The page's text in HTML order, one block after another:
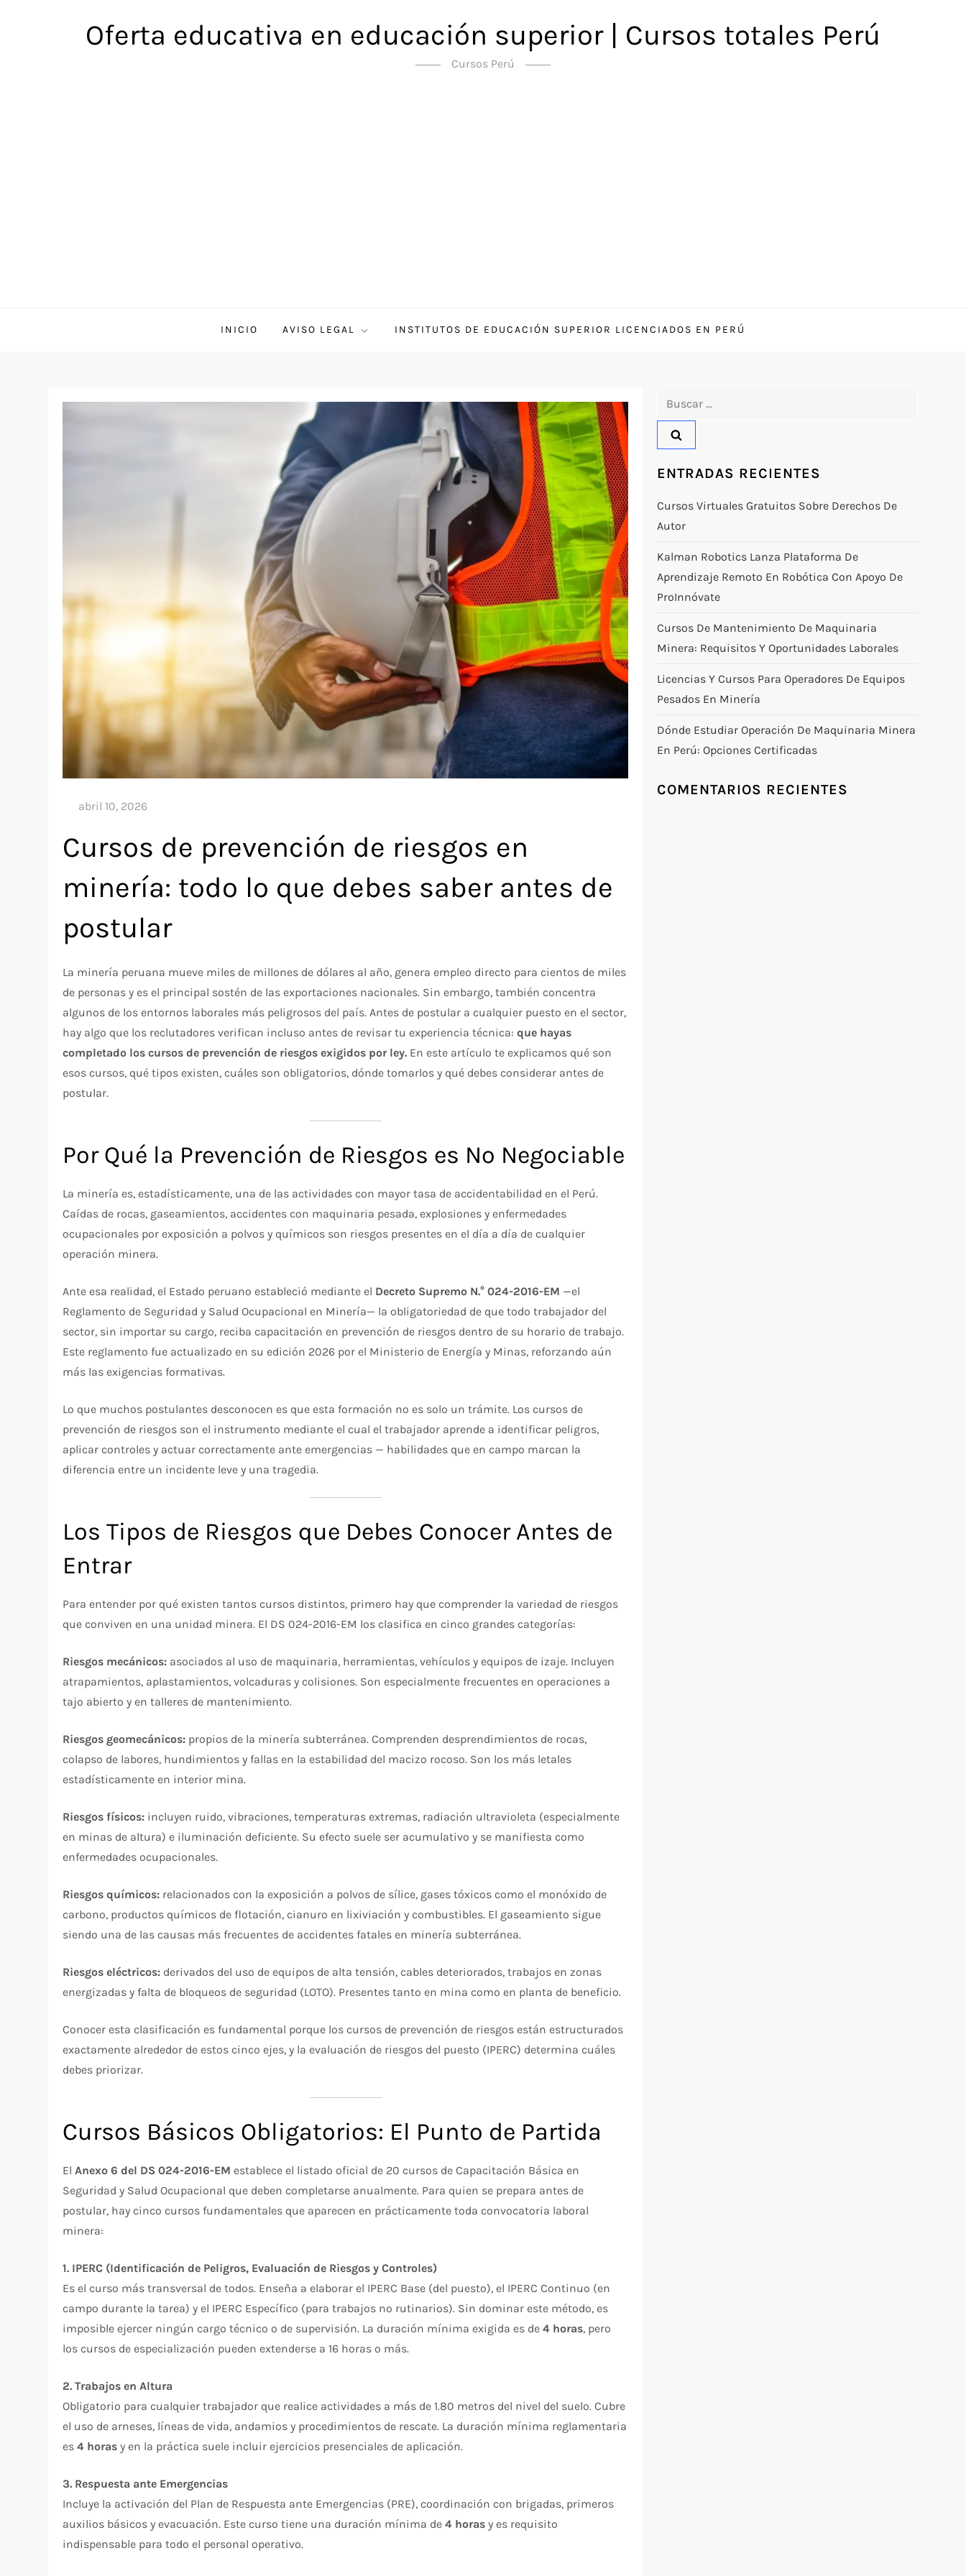
Oferta educativa en educación superior | Cursos totales Perú
Cursos Perú
INICIO AVISO LEGAL INSTITUTOS DE EDUCACIÓN SUPERIOR LICENCIADOS EN PERÚ
Cursos de prevención de riesgos en
minería: todo lo que debes saber antes de
postular
La minería peruana mueve miles de millones de dólares al año, genera empleo directo para cientos de miles
de personas y es el principal sostén de las exportaciones nacionales. Sin embargo, también concentra
algunos de los entornos laborales más peligrosos del país. Antes de postular a cualquier puesto en el sector,
hay algo que los reclutadores verifican incluso antes de revisar tu experiencia técnica:que hayas
completado los cursos de prevención de riesgos exigidos por ley. En este artículo te explicamos qué son
esos cursos, qué tipos existen, cuáles son obligatorios, dónde tomarlos y qué debes considerar antes de
postular.
Por Qué la Prevención de Riesgos es No Negociable
La minería es, estadísticamente, una de las actividades con mayor tasa de accidentabilidad en el Perú.
Caídas de rocas, gaseamientos, accidentes con maquinaria pesada, explosiones y enfermedades
ocupacionales por exposición a polvos y químicos son riesgos presentes en el día a día de cualquier
operación minera.
Ante esa realidad, el Estado peruano estableció mediante el Decreto Supremo N.° 024-2016-EM —el
Reglamento de Seguridad y Salud Ocupacional en Minería— la obligatoriedad de que todo trabajador del
sector, sin importar su cargo, reciba capacitación en prevención de riesgos dentro de su horario de trabajo.
Este reglamento fue actualizado en su edición 2026 por el Ministerio de Energía y Minas, reforzando aún
más las exigencias formativas.
Lo que muchos postulantes desconocen es que esta formación no es solo un trámite. Los cursos de
prevención de riesgos son el instrumento mediante el cual el trabajador aprende a identificar peligros,
aplicar controles y actuar correctamente ante emergencias — habilidades que en campo marcan la
diferencia entre un incidente leve y una tragedia.
Los Tipos de Riesgos que Debes Conocer Antes de
Entrar
Para entender por qué existen tantos cursos distintos, primero hay que comprender la variedad de riesgos
que conviven en una unidad minera. El DS 024-2016-EM los clasifica en cinco grandes categorías:
Riesgos mecánicos: asociados al uso de maquinaria, herramientas, vehículos y equipos de izaje. Incluyen
atrapamientos, aplastamientos, volcaduras y colisiones. Son especialmente frecuentes en operaciones a
tajo abierto y en talleres de mantenimiento.
Riesgos geomecánicos: propios de la minería subterránea. Comprenden desprendimientos de rocas,
colapso de labores, hundimientos y fallas en la estabilidad del macizo rocoso. Son los más letales
estadísticamente en interior mina.
Riesgos físicos: incluyen ruido, vibraciones, temperaturas extremas, radiación ultravioleta (especialmente
en minas de altura) e iluminación deficiente. Su efecto suele ser acumulativo y se manifiesta como
enfermedades ocupacionales.
Riesgos químicos: relacionados con la exposición a polvos de sílice, gases tóxicos como el monóxido de
carbono, productos químicos de flotación, cianuro en lixiviación y combustibles. El gaseamiento sigue
siendo una de las causas más frecuentes de accidentes fatales en minería subterránea.
Riesgos eléctricos: derivados del uso de equipos de alta tensión, cables deteriorados, trabajos en zonas
energizadas y falta de bloqueos de seguridad (LOTO). Presentes tanto en mina como en planta de beneficio.
Conocer esta clasificación es fundamental porque los cursos de prevención de riesgos están estructurados
exactamente alrededor de estos cinco ejes, y la evaluación de riesgos del puesto (IPERC) determina cuáles
debes priorizar.
Cursos Básicos Obligatorios: El Punto de Partida
ElAnexo 6 del DS 024-2016-EM establece el listado oficial de 20 cursos de Capacitación Básica en
Seguridad y Salud Ocupacional que deben completarse anualmente. Para quien se prepara antes de
postular, hay cinco cursos fundamentales que aparecen en prácticamente toda convocatoria laboral
minera:
1. IPERC (Identificación de Peligros, Evaluación de Riesgos y Controles)
Es el curso más transversal de todos. Enseña a elaborar el IPERC Base (del puesto), el IPERC Continuo (en
campo durante la tarea) y el IPERC Específico (para trabajos no rutinarios). Sin dominar este método, es
imposible ejercer ningún cargo técnico o de supervisión. La duración mínima exigida es de4 horas, pero
los cursos de especialización pueden extenderse a 16 horas o más.
2. Trabajos en Altura
Obligatorio para cualquier trabajador que realice actividades a más de 1.80 metros del nivel del suelo. Cubre
el uso de arneses, líneas de vida, andamios y procedimientos de rescate. La duración mínima reglamentaria
es4 horas y en la práctica suele incluir ejercicios presenciales de aplicación.
3. Respuesta ante Emergencias
Incluye la activación del Plan de Respuesta ante Emergencias (PRE), coordinación con brigadas, primeros
auxilios básicos y evacuación. Este curso tiene una duración mínima de4 horas y es requisito
indispensable para todo el personal operativo.
ENTRADAS RECIENTES
Cursos Virtuales Gratuitos Sobre Derechos De
Autor
Kalman Robotics Lanza Plataforma De
Aprendizaje Remoto En Robótica Con Apoyo De
ProInnóvate
Cursos De Mantenimiento De Maquinaria
Minera: Requisitos Y Oportunidades Laborales
Licencias Y Cursos Para Operadores De Equipos
Pesados En Minería
Dónde Estudiar Operación De Maquinaria Minera
En Perú: Opciones Certificadas
COMENTARIOS RECIENTES